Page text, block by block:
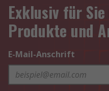
Exklusiv für
Produkte und
E-Mail-Anschrift